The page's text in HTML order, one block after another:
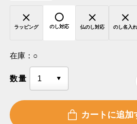
ラッピング のし対応 仏のし対応 のし名入れ
在庫： ○
数量